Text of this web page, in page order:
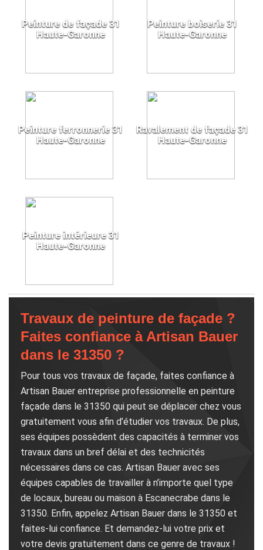
Peinture de façade 31
Haute-Garonne
Peinture boiserie 31
Haute-Garonne
Peinture ferronnerie 31
Haute-Garonne
Ravalement de façade 31
Haute-Garonne
Peinture intérieure 31
Haute-Garonne
Travaux de peinture de façade ?
Faites confiance à Artisan Bauer
dans le 31350 ?
Pour tous vos travaux de façade, faites confiance à
Artisan Bauer entreprise professionnelle en peinture
façade dans le 31350 qui peut se déplacer chez vous
gratuitement vous afin d’étudier vos travaux. De plus,
ses équipes possèdent des capacités à terminer vos
travaux dans un bref délai et des technicités
nécessaires dans ce cas. Artisan Bauer avec ses
équipes capables de travailler à n’importe quel type
de locaux, bureau ou maison à Escanecrabe dans le
31350. Enfin, appelez Artisan Bauer dans le 31350 et
faites-lui confiance. Et demandez-lui votre prix et
votre devis gratuitement dans ce genre de travaux !